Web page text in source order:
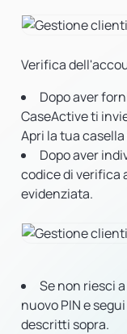
Verifica
Dopo aver
CaseActive ti
Apri la tua
Dopo aver
codice di verifica
evidenziata.
Se non riesci
nuovo PIN e
descritti sopra.